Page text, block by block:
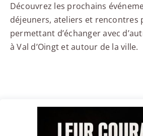
Découvrez les prochains
déjeuners, ateliers et rencontres
permettant d’échanger avec
à Val d’Oingt et autour de la ville.